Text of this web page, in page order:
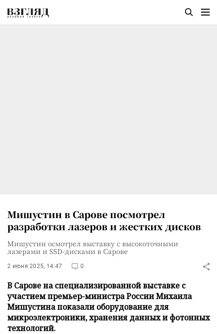
Мишустин в Сарове посмотрел
разработки лазеров и жестких дисков
Мишустин осмотрел выставку с высокоточными
лазерами и SSD-дисками в Сарове
2 июня 2025, 14:47 0
В Сарове на специализированной выставке с
участием премьер-министра России Михаила
Мишустина показали оборудование для
микроэлектроники, хранения данных и фотонных
технологий.